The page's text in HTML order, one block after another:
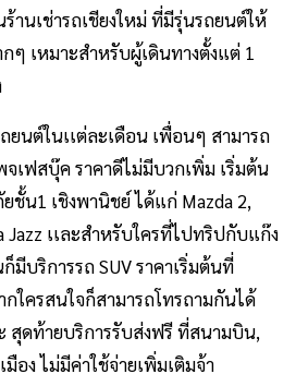
นเช่ารถเชียงใหม่ ที่มีรุ่นรถยนต์ให้
ๆ เหมาะสำหรับผู้เดินทางตั้งแต่ 1
ถยนต์ในเเต่ละเดือน เพื่อนๆ สามารถ
เฟสบุ๊ค ราคาดีไม่มีบวกเพิ่ม เริ่มต้น
ชั้น1 เชิงพานิชย์ ได้แก่ Mazda 2,
Jazz เเละสำหรับใครที่ไปทริปกับแก๊ง
มีบริการรถ SUV ราคาเริ่มต้นที่
กใครสนใจก็สามารถโทรถามกันได้
สุดท้ายบริการรับส่งฟรี ที่สนามบิน,
มือง ไม่มีค่าใช้จ่ายเพิ่มเติมจ้า